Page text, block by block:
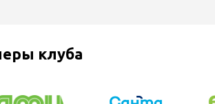
клуба